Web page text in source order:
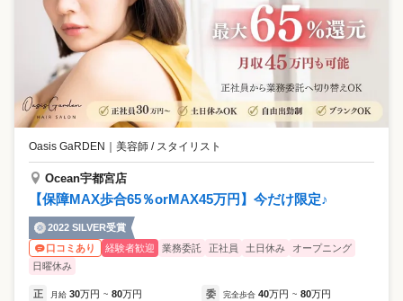
Oasis GaRDEN 美容師 / スタイリスト
Ocean宇都宮店
【保障MAX歩合65％orMAX45万円】今だけ限定♪
2022 SILVER受賞
口コミあり
経験者歓迎 業務委託 正社員 土日休み
オープニング
日曜休み
正 月給 30万円 ~ 80万円 委 完全歩合 40万円 ~ 80万円